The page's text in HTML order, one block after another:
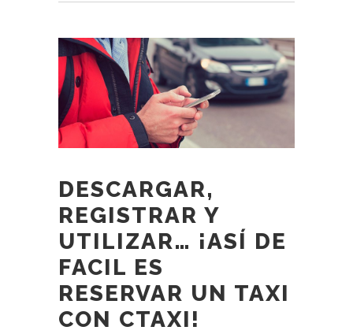
DESCARGAR,
REGISTRAR Y
UTILIZAR… ¡ASÍ DE
FACIL ES
RESERVAR UN TAXI
CON CTAXI!